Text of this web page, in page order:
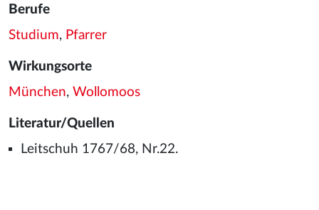
Berufe
Studium, Pfarrer
Wirkungsorte
München, Wollomoos
Literatur/Quellen
Leitschuh 1767/68, Nr.22.